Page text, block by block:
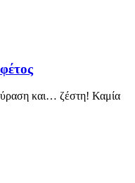
και… ζέστη! Καμία